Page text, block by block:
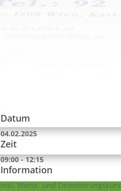
Datum
04.02.2025
Zeit
09:00 - 12:15
Information
inkl. Werte- und